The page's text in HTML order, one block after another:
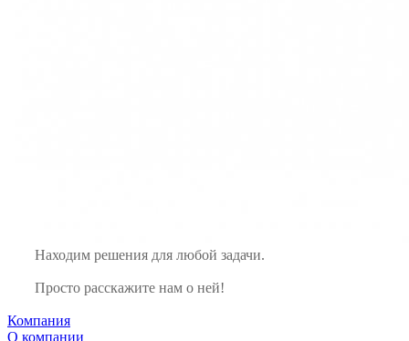
Находим решения для любой задачи.
Просто расскажите нам о ней!
Компания
О компании